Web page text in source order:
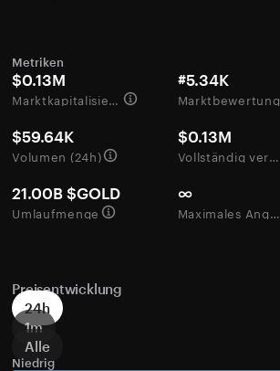
Metriken
$0.13M
Marktkapitalisierung
#5.34K
Marktbewertung
$59.64K
Volumen (24h)
$0.13M
Vollständig verwässerte Bewertung
21.00B $GOLD
Umlaufmenge
∞
Maximales Angebot
Preisentwicklung
24h
1m
Alle
Niedrig